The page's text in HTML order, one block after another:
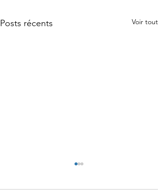
Posts récents Voir tout